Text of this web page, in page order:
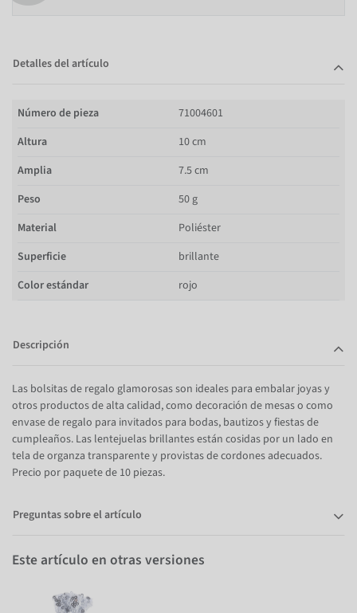
Detalles del artículo
Número de pieza
71004601
Altura
10 cm
Amplia
7.5 cm
Peso
50 g
Material
Poliéster
Superficie
brillante
Color estándar
rojo
Descripción
Las bolsitas de regalo glamorosas son ideales para embalar joyas y
otros productos de alta calidad, como decoración de mesas o como
envase de regalo para invitados para bodas, bautizos y fiestas de
cumpleaños. Las lentejuelas brillantes están cosidas por un lado en
tela de organza transparente y provistas de cordones adecuados.
Precio por paquete de 10 piezas.
Preguntas sobre el artículo
Este artículo en otras versiones